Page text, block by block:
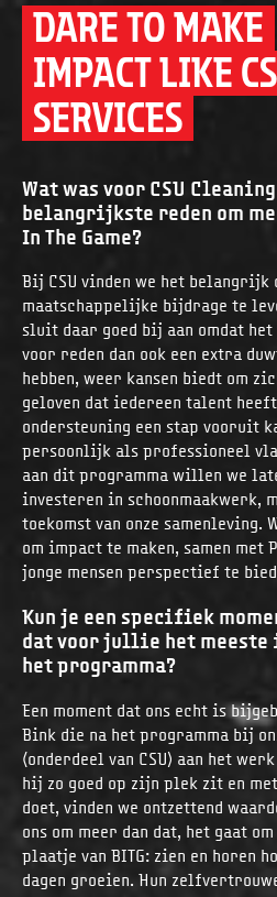
DARE TO MAKE
IMPACT LIKE
SERVICES
Wat was voor CSU
belangrijkste reden om
In The Game?
Bij CSU vinden we het belangrijk
maatschappelijke bijdrage te
sluit daar goed bij aan omdat het
voor reden dan ook een extra
hebben, weer kansen biedt om
geloven dat iedereen talent
ondersteuning een stap vooruit
persoonlijk als professioneel
aan dit programma willen we
investeren in schoonmaakwerk,
toekomst van onze samenleving.
om impact te maken, samen met
jonge mensen perspectief te
Kun je een specifiek
dat voor jullie het meeste
het programma?
Een moment dat ons echt is
Bink die na het programma bij
(onderdeel van CSU) aan het
hij zo goed op zijn plek zit en
doet, vinden we ontzettend
ons om meer dan dat, het gaat
plaatje van BITG: zien en horen
dagen groeien. Hun